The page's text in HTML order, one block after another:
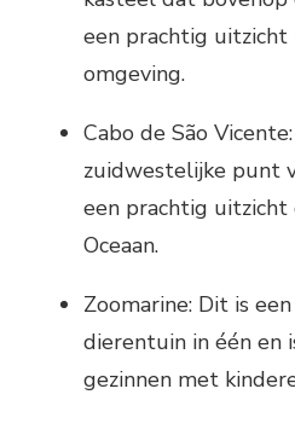
een prachtig
omgeving.
Cabo de São
zuidwestelijke punt
een prachtig
Oceaan.
Zoomarine: Dit is
dierentuin in één en
gezinnen met